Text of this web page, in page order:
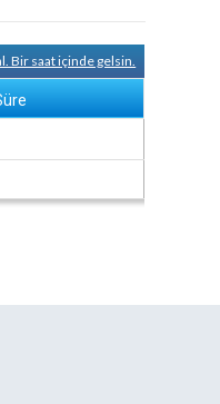
Bir saat içinde gelsin.